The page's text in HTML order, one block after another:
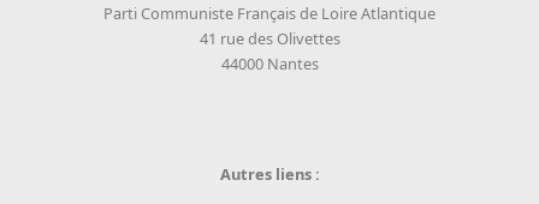
Parti Communiste Français de Loire Atlantique
41 rue des Olivettes
44000 Nantes
Autres liens :